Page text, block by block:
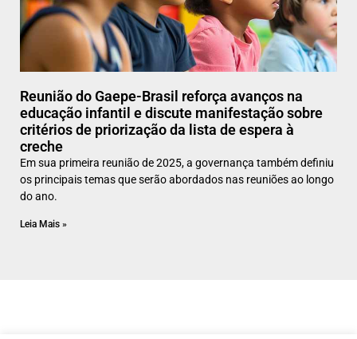
Reunião do Gaepe-Brasil reforça avanços na
educação infantil e discute manifestação sobre
critérios de priorização da lista de espera à
creche
Em sua primeira reunião de 2025, a governança também definiu
os principais temas que serão abordados nas reuniões ao longo
do ano.
Leia Mais »